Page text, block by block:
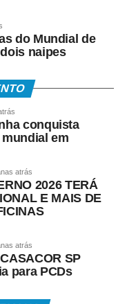
do Mundial de
naipes
conquista
em
atrás
2026 TERÁ
E MAIS DE
atrás
SP
para PCDs